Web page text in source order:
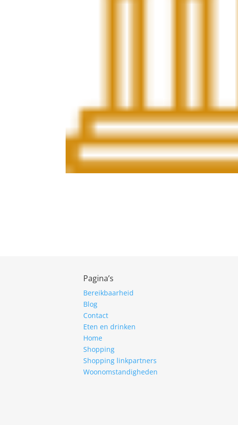
Pagina’s
Bereikbaarheid
Blog
Contact
Eten en drinken
Home
Shopping
Shopping linkpartners
Woonomstandigheden